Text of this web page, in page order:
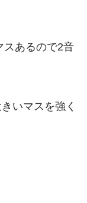
スあるので2音
いマスを強く